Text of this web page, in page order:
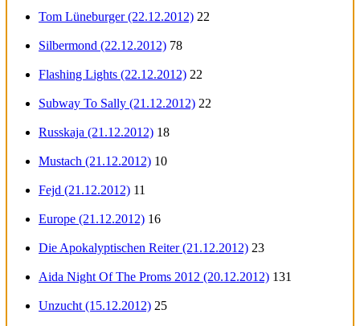
Tom Lüneburger (22.12.2012) 22
Silbermond (22.12.2012) 78
Flashing Lights (22.12.2012) 22
Subway To Sally (21.12.2012) 22
Russkaja (21.12.2012) 18
Mustach (21.12.2012) 10
Fejd (21.12.2012) 11
Europe (21.12.2012) 16
Die Apokalyptischen Reiter (21.12.2012) 23
Aida Night Of The Proms 2012 (20.12.2012) 131
Unzucht (15.12.2012) 25